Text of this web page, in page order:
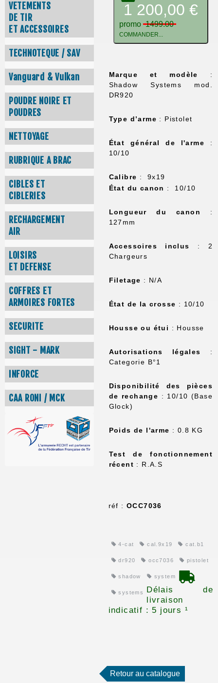
VETEMENTS
DE TIR
ET ACCESSOIRES
TECHNOTEQUE / SAV
Vanguard & Vulkan
POUDRE NOIRE ET
POUDRES
NETTOYAGE
RUBRIQUE A BRAC
CIBLES ET
CIBLERIES
RECHARGEMENT
AIR
LOISIRS
ET DEFENSE
COFFRES ET
ARMOIRES FORTES
SECURITE
SIGHT - MARK
INFORCE
CAA RONI / MCK
1 200,00 €
promo 1499.00
COMMANDER...
Marque et modèle
:
Shadow Systems mod.
DR920
Type d’arme : Pistolet
État général de l'arme :
10/10
Calibre : 9x19
État du canon : 10/10
Longueur du canon
:
127mm
Accessoires inclus
: 2
Chargeurs
Filetage : N/A
État de la crosse : 10/10
Housse ou étui : Housse
Autorisations légales
:
Categorie B°1
Disponibilité des pièces
de rechange : 10/10 (Base
Glock)
Poids de l'arme : 0.8 KG
Test de fonctionnement
récent : R.A.S
réf :OCC7036
4-cat cal.9x19 cat.b1
dr920 occ7036 pistolet
shadow system
systems
Délais de
livraison
indicatif : 5 jours ¹
Retour au catalogue